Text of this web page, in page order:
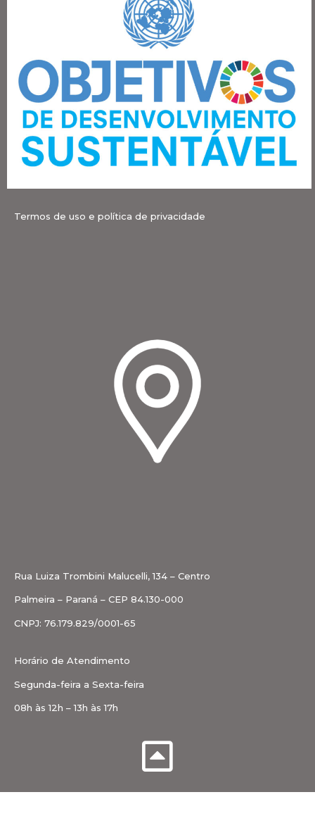
Termos de uso e política de privacidade
Rua Luiza Trombini Malucelli, 134 – Centro
Palmeira – Paraná – CEP 84.130-000
CNPJ: 76.179.829/0001-65
Horário de Atendimento
Segunda-feira a Sexta-feira
08h às 12h – 13h às 17h